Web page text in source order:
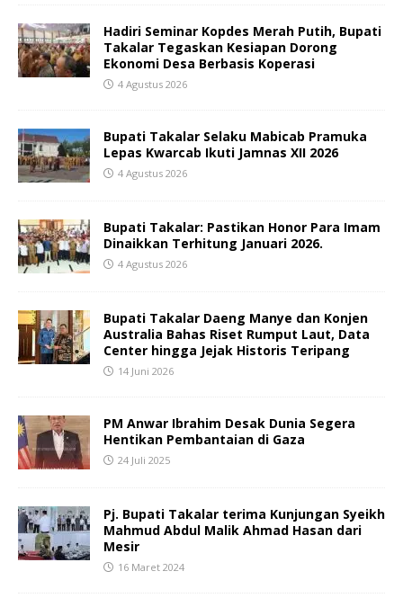
Hadiri Seminar Kopdes Merah Putih, Bupati
Takalar Tegaskan Kesiapan Dorong
Ekonomi Desa Berbasis Koperasi
4 Agustus 2026
Bupati Takalar Selaku Mabicab Pramuka
Lepas Kwarcab Ikuti Jamnas XII 2026
4 Agustus 2026
Bupati Takalar: Pastikan Honor Para Imam
Dinaikkan Terhitung Januari 2026.
4 Agustus 2026
Bupati Takalar Daeng Manye dan Konjen
Australia Bahas Riset Rumput Laut, Data
Center hingga Jejak Historis Teripang
14 Juni 2026
PM Anwar Ibrahim Desak Dunia Segera
Hentikan Pembantaian di Gaza
24 Juli 2025
Pj. Bupati Takalar terima Kunjungan Syeikh
Mahmud Abdul Malik Ahmad Hasan dari
Mesir
16 Maret 2024